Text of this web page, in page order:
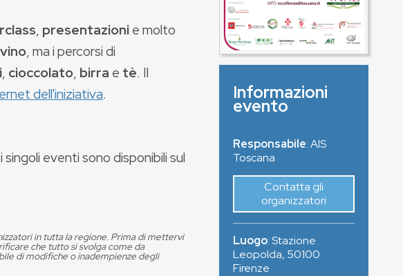
, presentazionie molto
vino, ma i percorsi di
, cioccolato, birra e tè. Il
dell'iniziativa.
eventi sono disponibili sul
in tutta la regione. Prima di mettervi
che tutto si svolga come da
di modifiche o inadempienze degli
Informazioni
evento
Responsabile: AIS
Toscana
Contatta gli
organizzatori
Luogo:Stazione
Leopolda, 50100
Firenze